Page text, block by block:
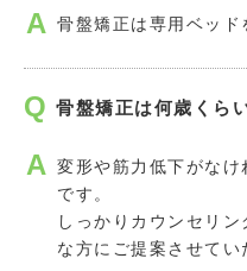
骨盤矯正は専用ベッド
骨盤矯正は何歳くら
変形や筋力低下がな
です。
しっかりカウンセリ
な方にご提案させてい